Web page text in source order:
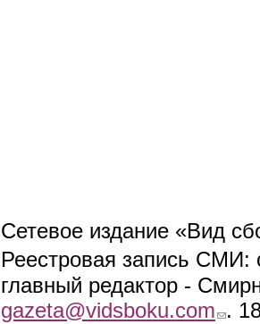
Сетевое издание «Вид
Реестровая запись СМИ:
главный редактор -
gazeta@vidsboku.com (link sends
.